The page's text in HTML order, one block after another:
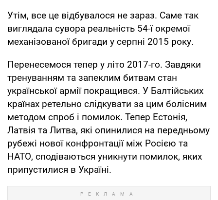
Утім, все це відбувалося не зараз. Саме так
виглядала сувора реальність 54-ї окремої
механізованої бригади у серпні 2015 року.
Перенесемося тепер у літо 2017-го. Завдяки
тренуванням та запеклим битвам стан
української армії покращився. У Балтійських
країнах ретельно слідкувати за цим болісним
методом спроб і помилок. Тепер Естонія,
Латвія та Литва, які опинилися на передньому
рубежі нової конфронтації між Росією та
НАТО, сподіваються уникнути помилок, яких
припустилися в Україні.